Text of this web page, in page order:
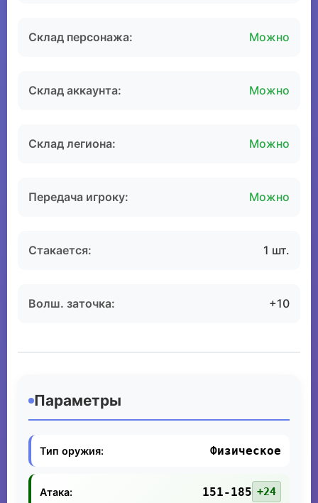
Склад персонажа: Можно
Склад аккаунта: Можно
Склад легиона: Можно
Передача игроку: Можно
Стакается: 1 шт.
Волш. заточка: +10
Параметры
Тип оружия: Физическое
Атака: 151-185 +24